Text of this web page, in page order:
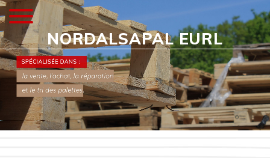
NORDALSAPAL EURL